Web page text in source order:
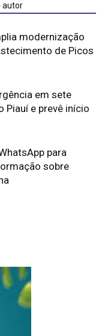
autor
modernização
de Picos
em sete
Piauí e prevê início
para
sobre